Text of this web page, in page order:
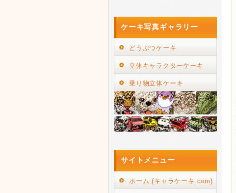
ケーキ写真ギャラリー
どうぶつケーキ
立体キャラクターケーキ
乗り物立体ケーキ
サイトメニュー
ホーム (キャラケーキ.com)